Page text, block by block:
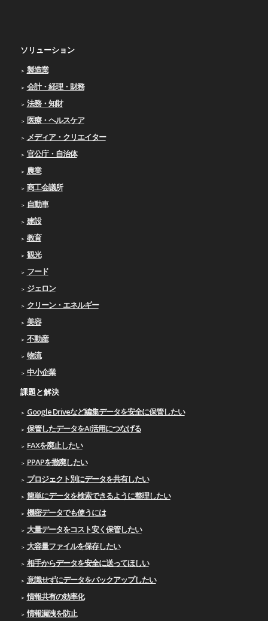
ソリューション
製造業
会計・経理・財務
法務・知財
医療・ヘルスケア
メディア・クリエイター
官公庁・自治体
農業
商工会議所
自動車
建設
教育
観光
フード
ジェロン
クリーン・エネルギー
美容
不動産
物流
中小企業
課題と解決
Google Driveなど編集データを安全に保管したい
保管したデータをAI活用につなげる
FAXを廃止したい
PPAPを撤廃したい
プロジェクト別にデータを共有したい
簡単にデータを検索できるように整理したい
機密データでも使うには
大量データをコスト安く保管したい
大容量ファイルを保存したい
相手からデータを安全に送ってほしい
意識せずにデータをバックアップしたい
情報共有の効率化
情報漏洩を防止